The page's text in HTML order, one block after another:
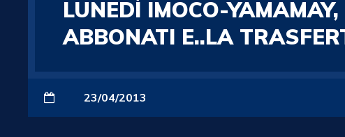
LUNEDÌ IMOCO-
ABBONATI E..LA
23/04/2013